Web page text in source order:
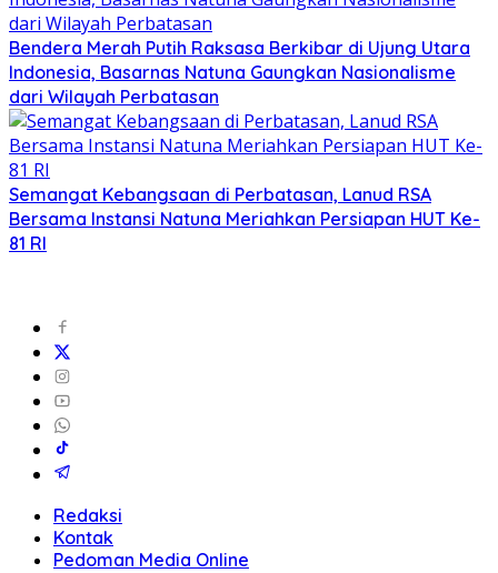
Bendera Merah Putih Raksasa Berkibar di Ujung Utara
Indonesia, Basarnas Natuna Gaungkan Nasionalisme
dari Wilayah Perbatasan
Semangat Kebangsaan di Perbatasan, Lanud RSA
Bersama Instansi Natuna Meriahkan Persiapan HUT Ke-
81 RI
Redaksi
Kontak
Pedoman Media Online